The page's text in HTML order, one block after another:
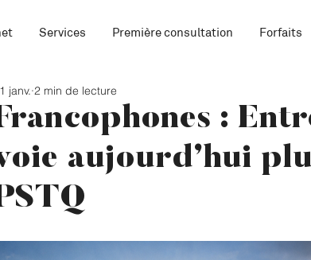
Services Première consultation Forfaits
:
aujourd’hui
janv. 2 min de lecture